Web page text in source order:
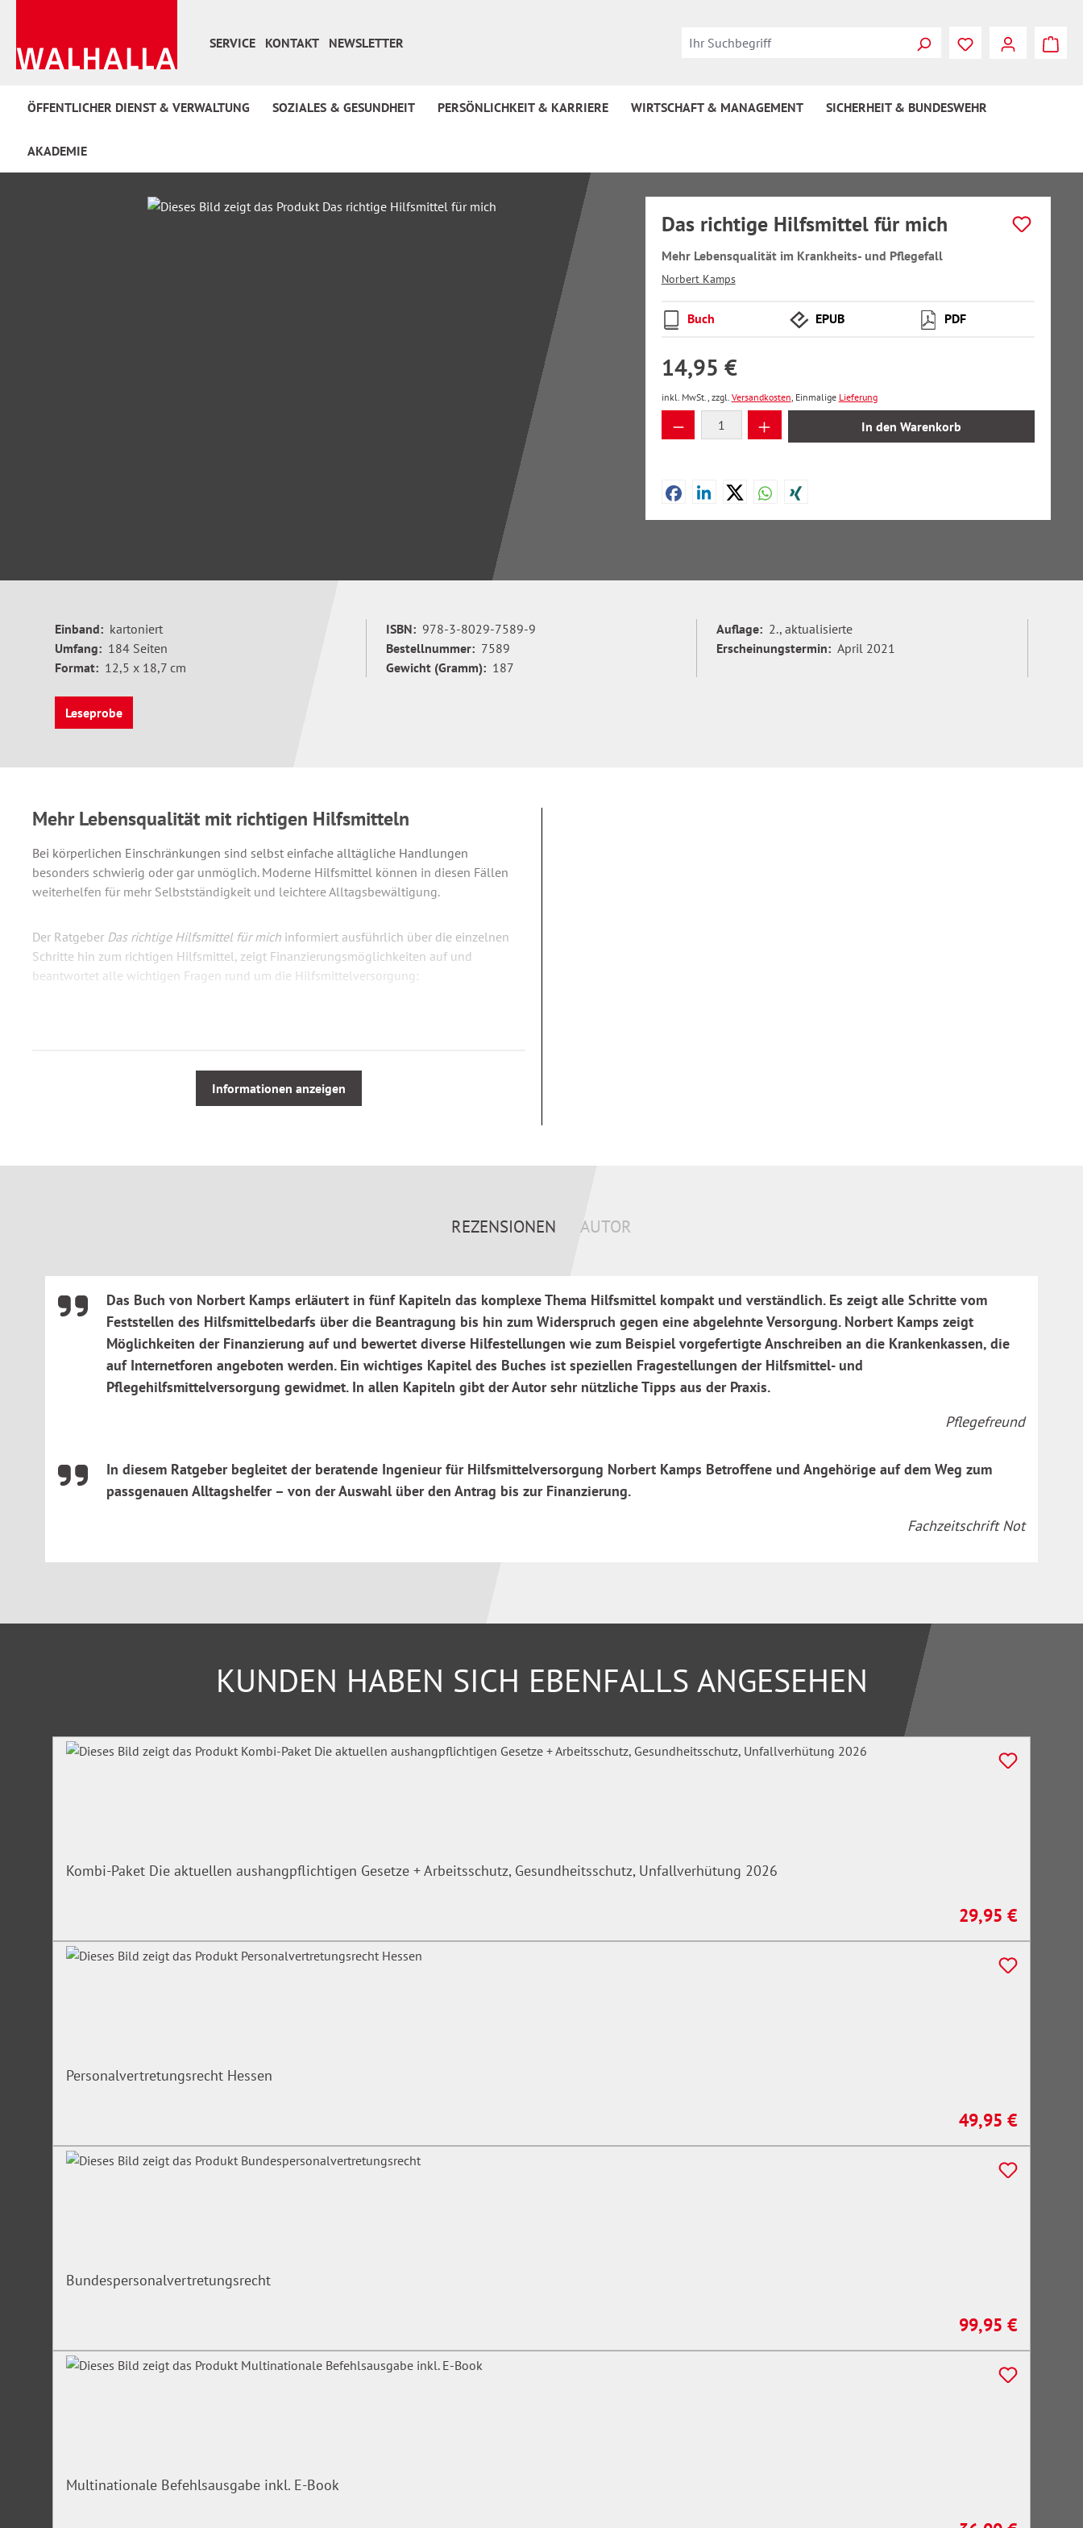
SERVICE
KONTAKT NEWSLETTER
ÖFFENTLICHER DIENST & VERWALTUNG SOZIALES & GESUNDHEIT PERSÖNLICHKEIT & KARRIERE WIRTSCHAFT & MANAGEMENT SICHERHEIT & BUNDESWEHR
AKADEMIE
Bildergalerie überspringen
Das richtige Hilfsmittel für mich
Mehr Lebensqualität im Krankheits- und Pflegefall
Norbert Kamps
Buch EPUB PDF
14,95 €
inkl. MwSt., zzgl. Versandkosten, Einmalige Lieferung
Produkt Anzahl: Gib den gewünschten Wert ein
In den Warenkorb
Einband: kartoniert
Umfang: 184 Seiten
Format: 12,5 x 18,7 cm
ISBN: 978-3-8029-7589-9
Bestellnummer: 7589
Gewicht (Gramm): 187
Auflage: 2., aktualisierte
Erscheinungstermin: April 2021
Leseprobe
Mehr Lebensqualität mit richtigen Hilfsmitteln
Bei körperlichen Einschränkungen sind selbst einfache alltägliche Handlungen
besonders schwierig oder gar unmöglich. Moderne Hilfsmittel können in diesen Fällen
weiterhelfen für mehr Selbstständigkeit und leichtere Alltagsbewältigung.
Der Ratgeber Das richtige Hilfsmittel für mich informiert ausführlich über die einzelnen
Schritte hin zum richtigen Hilfsmittel, zeigt Finanzierungsmöglichkeiten auf und
beantwortet alle wichtigen Fragen rund um die Hilfsmittelversorgung:
Wann darf ich das Hilfsmittel über den Erstattungsweg selbst anschaffen?
Informationen anzeigen
REZENSIONEN AUTOR
Das Buch von Norbert Kamps erläutert in fünf Kapiteln das komplexe Thema Hilfsmittel kompakt und verständlich. Es zeigt alle Schritte vom
Feststellen des Hilfsmittelbedarfs über die Beantragung bis hin zum Widerspruch gegen eine abgelehnte Versorgung. Norbert Kamps zeigt
Möglichkeiten der Finanzierung auf und bewertet diverse Hilfestellungen wie zum Beispiel vorgefertigte Anschreiben an die Krankenkassen, die
auf Internetforen angeboten werden. Ein wichtiges Kapitel des Buches ist speziellen Fragestellungen der Hilfsmittel- und
Pflegehilfsmittelversorgung gewidmet. In allen Kapiteln gibt der Autor sehr nützliche Tipps aus der Praxis.
Pflegefreund
In diesem Ratgeber begleitet der beratende Ingenieur für Hilfsmittelversorgung Norbert Kamps Betroffene und Angehörige auf dem Weg zum
passgenauen Alltagshelfer – von der Auswahl über den Antrag bis zur Finanzierung.
Fachzeitschrift Not
KUNDEN HABEN SICH EBENFALLS ANGESEHEN
Produktgalerie überspringen
Kombi-Paket Die aktuellen aushangpflichtigen Gesetze + Arbeitsschutz, Gesundheitsschutz, Unfallverhütung 2026
Regulärer Preis:
29,95 €
Personalvertretungsrecht Hessen
Regulärer Preis:
49,95 €
Bundespersonalvertretungsrecht
Regulärer Preis:
99,95 €
Multinationale Befehlsausgabe inkl. E-Book